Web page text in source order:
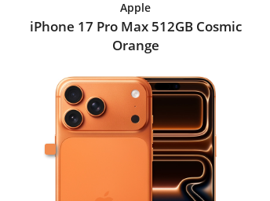
Apple
iPhone 17 Pro Max 512GB Cosmic
Orange